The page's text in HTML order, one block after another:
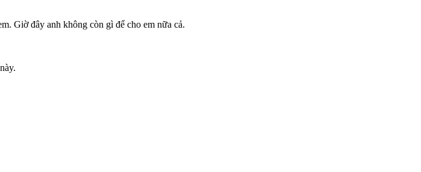
Giờ đây anh không còn gì để cho em nữa cả.